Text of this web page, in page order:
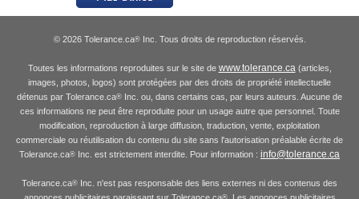
© 2026 Tolerance.ca®Inc. Tous droits de reproduction réservés.
Toutes les informations reproduites sur le site de www.tolerance.ca(articles,
images, photos, logos) sont protégées par des droits de propriété intellectuelle
détenus par Tolerance.ca® Inc. ou, dans certains cas, par leurs auteurs. Aucune de
ces informations ne peut être reproduite pour un usage autre que personnel. Toute
modification, reproduction à large diffusion, traduction, vente, exploitation
commerciale ou réutilisation du contenu du site sans l'autorisation préalable écrite de
Tolerance.ca® Inc. est strictement interdite. Pour information : info@tolerance.ca
Tolerance.ca® Inc. n'est pas responsable des liens externes ni des contenus des